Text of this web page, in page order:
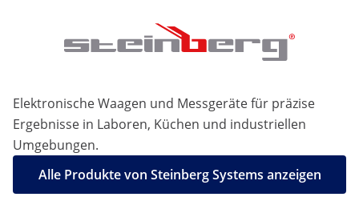
Elektronische Waagen und Messgeräte für präzise
Ergebnisse in Laboren, Küchen und industriellen
Umgebungen.
Alle Produkte von Steinberg Systems anzeigen